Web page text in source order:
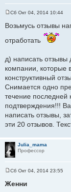
о
щ
и
Сб Окт 04, 2014 10:44
Возьмусь отзывы
отработать
д) написать отзывы
компании, которые
конструктивный
Снимается одно
течение последней
подтверждения!!!
написать отзывы,
эти 20 отзывов.
Julia_mama
Профессор
о
о
Сб Окт 04, 2014 23:55
Женни